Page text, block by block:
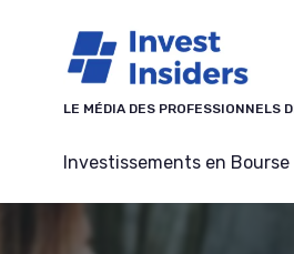
LE MÉDIA DES PROFESSIONNELS
Investissements en Bourse